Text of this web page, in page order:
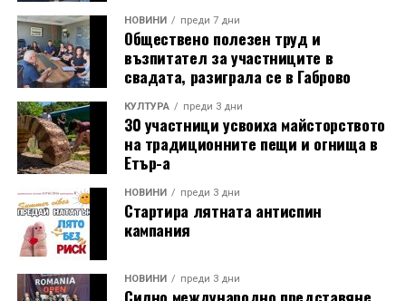
НОВИНИ преди 7 дни
Обществено полезен труд и
възпитател за участниците в
свадата, разиграла се в Габрово
КУЛТУРА преди 3 дни
30 участници усвоиха майсторството
на традиционните пещи и огнища в
Етър-а
НОВИНИ преди 3 дни
Стартира лятната антиспин
кампания
НОВИНИ преди 3 дни
Силно международно представяне